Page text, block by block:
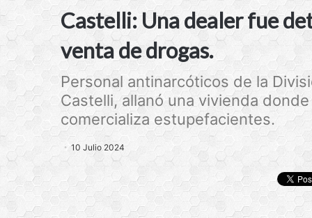
Castelli: Una dealer fue
venta de drogas.
Personal antinarcóticos de la
Castelli, allanó una vivienda
comercializa estupefacientes.
10 Julio 2024